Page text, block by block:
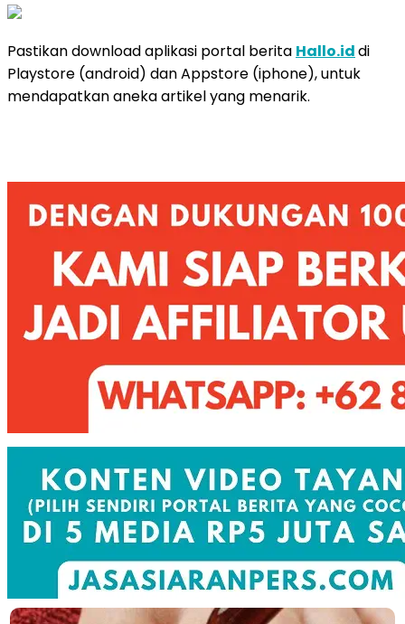
Pastikan download aplikasi portal berita Hallo.iddi
Playstore (android) dan Appstore (iphone), untuk
mendapatkan aneka artikel yang menarik.